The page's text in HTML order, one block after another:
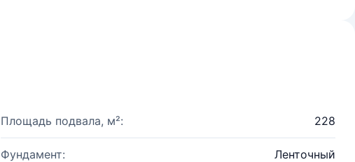
Площадь подвала, м²: 228
Фундамент: Ленточный